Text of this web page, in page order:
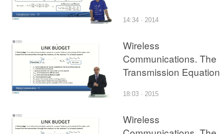
14:34 · 2014
Wireless
Communications. The
Transmission Equation
18:03 · 2015
Wireless